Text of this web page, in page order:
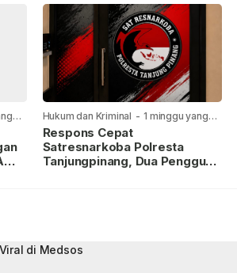
Hukum dan Kriminal - 1 minggu yang
lalu
Respons Cepat
Satresnarkoba Polresta
Tanjungpinang, Dua Pengguna